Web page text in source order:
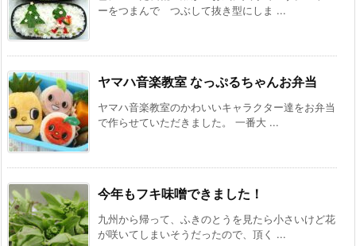
ーをつまんで つぶして抜き型にしま ...
ヤマハ音楽教室 なっぷるちゃんお弁当
ヤマハ音楽教室のかわいいキャラクター達をお弁当
で作らせていただきました。 一番大 ...
今年もフキ味噌できました！
九州から帰って、ふきのとうを見たら小さいけど花
が咲いてしまいそうだったので、頂く ...